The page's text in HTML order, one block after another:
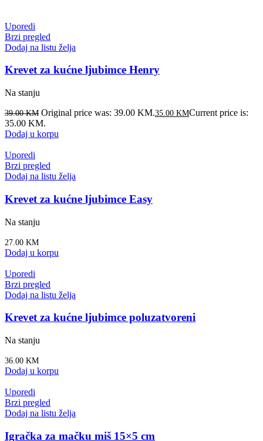
Uporedi
Brzi pregled
Dodaj na listu želja
Krevet za kućne ljubimce Henry
Na stanju
39.00KM Original price was: 39.00 KM.35.00 KMCurrent price is:
35.00 KM.
Dodaj u korpu
Uporedi
Brzi pregled
Dodaj na listu želja
Krevet za kućne ljubimce Easy
Na stanju
27.00 KM
Dodaj u korpu
Uporedi
Brzi pregled
Dodaj na listu želja
Krevet za kućne ljubimce poluzatvoreni
Na stanju
36.00 KM
Dodaj u korpu
Uporedi
Brzi pregled
Dodaj na listu želja
Igračka za mačku miš 15×5 cm